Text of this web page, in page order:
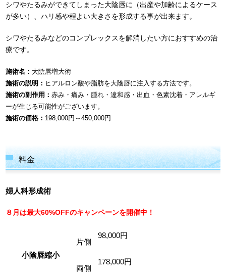
シワやたるみができてしまった大陰唇に（出産や加齢によるケース
が多い）、ハリ感や程よい大きさを形成する事が出来ます。
シワやたるみなどのコンプレックスを解消したい方におすすめの治
療です。
施術名： 大陰唇増大術
施術の説明： ヒアルロン酸や脂肪を大陰唇に注入する方法です。
施術の副作用：赤み・痛み・腫れ・違和感・出血・色素沈着・アレルギ
ーが生じる可能性がございます。
施術の価格： 198,000円～450,000円
料金
婦人科形成術
８月は最大60%OFFのキャンペーンを開催中！
小陰唇縮小
片側
98,000円
両側
178,000円